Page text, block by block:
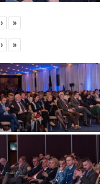
› »
› »